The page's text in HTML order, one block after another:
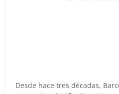
Desde hace tres décadas,